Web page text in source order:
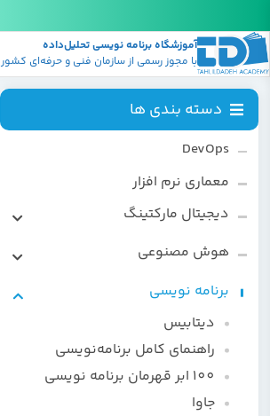
آموزشگاه برنامه نویسی تحلیل‌داده
با مجوز رسمی از سازمان فنی و حرفه‌ای کشور
دسته بندی ها
DevOps
معماری نرم افزار
دیجیتال مارکتینگ
سئو
هوش مصنوعی
کاربردهای هوش مصنوعی
یادگیری ماشین
ChatGPT
برنامه نویسی
دیتابیس
راهنمای کامل برنامه‌نویسی
100 ابر قهرمان برنامه نویسی
جاوا